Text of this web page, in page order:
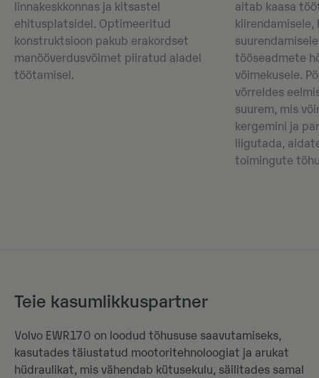
linnakeskkonnas ja kitsastel
ehitusplatsidel. Optimeeritud
konstruktsioon pakub erakordset
manööverdusvõimet piiratud aladel
töötamisel.
aitab kaasa
kiirendamisele,
tööseadmete
võimekusele.
võrreldes
suurem, mis
kergemini ja
liigutada,
toimingute
Teie kasumlikkuspartner
Volvo EWR170 on loodud tõhususe saavutamiseks,
kasutades täiustatud mootoritehnoloogiat ja arukat
hüdraulikat, mis vähendab kütusekulu, säilitades samal